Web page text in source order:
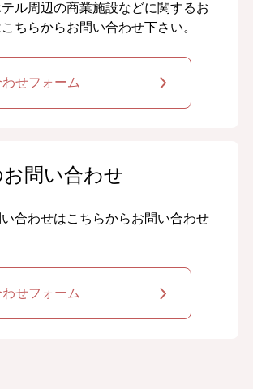
ル周辺の商業施設などに関するお
ちらからお問い合わせ下さい。
せフォーム
問い合わせ
合わせはこちらからお問い合わせ
せフォーム